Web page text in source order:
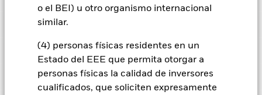
o el BEI) u otro organismo internacional
similar.
(4) personas físicas residentes en un
Estado del EEE que permita otorgar a
personas físicas la calidad de inversores
cualificados, que soliciten expresamente
Gráfico de rendimiento
Ver gráfico completo
Rentabilidad
Las acciones de empresas más pequeñas se suelen negociar
precios que las empresas de mayor dimensión.El valor de los
títulos de renta variable y los títulos relacionados con la renta
variable se puede ver afectado por los movimientos diarios
del mercado bursátil. Entre otros factores que influyen están
los acontecimientos políticos, las noticias económicas,
beneficios empresariales y los hechos societarios de
Datos clave
Activos Netos USD 8.830.154.168
Fecha de lanzamiento de la
27 mar 2018
Características del Fondo
Número de posiciones
Localizaciones registrados